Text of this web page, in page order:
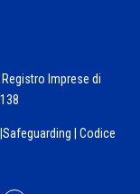
Imprese di
Safeguarding
Codice